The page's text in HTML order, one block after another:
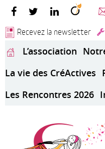
Recevez la newsletter
L’association
La vie des CréActives
Les Rencontres 2026